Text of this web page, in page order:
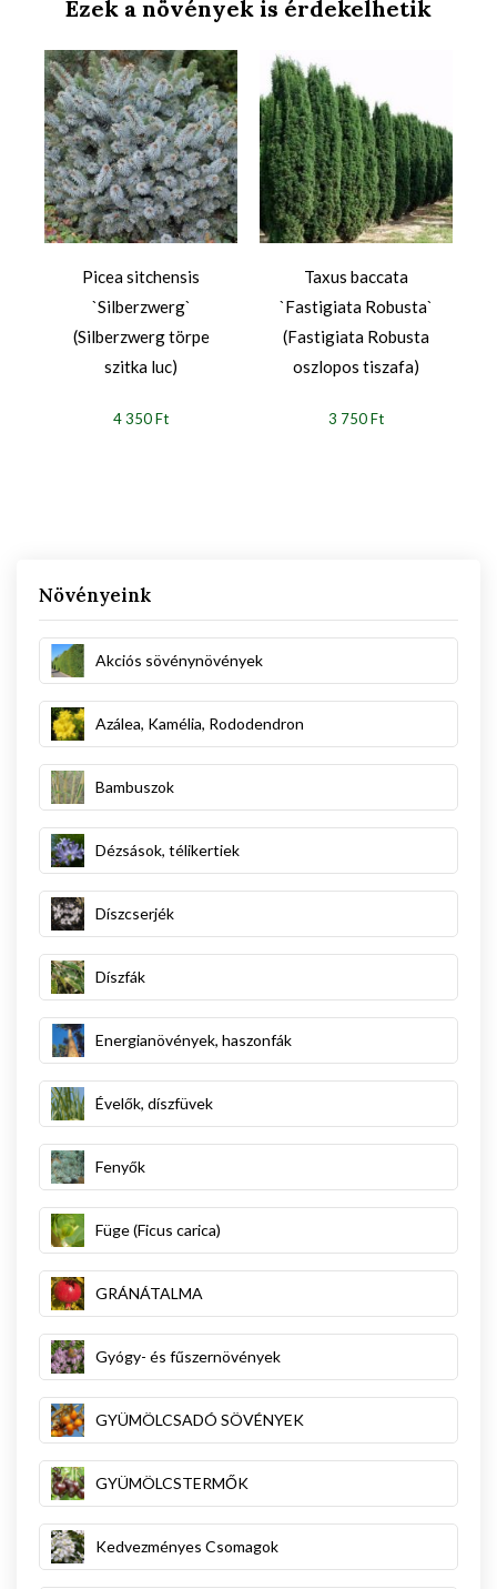
Növényeink
Akciós sövénynövények
Azálea, Kamélia, Rododendron
Bambuszok
Dézsások, télikertiek
Díszcserjék
Díszfák
Energianövények, haszonfák
Évelők, díszfüvek
Fenyők
Füge (Ficus carica)
GRÁNÁTALMA
Gyógy- és fűszernövények
GYÜMÖLCSADÓ SÖVÉNYEK
GYÜMÖLCSTERMŐK
Kedvezményes Csomagok
Ezek a növények is érdekelhetik
Picea sitchensis
`Silberzwerg`
(Silberzwerg törpe
szitka luc)
4 350 Ft
Taxus baccata
`Fastigiata Robusta`
(Fastigiata Robusta
oszlopos tiszafa)
3 750 Ft